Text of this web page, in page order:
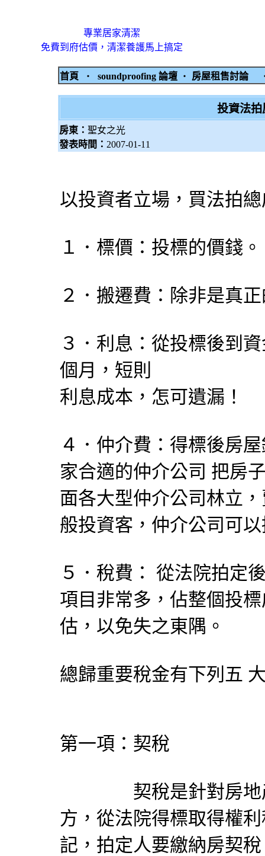
專業居家清潔
免費到府估價，清潔養護馬上搞定
首頁 ‧ soundproofing 論壇 ‧ 房屋租售討論
投資法拍
房東： 聖女之光
發表時間： 2007-01-11
以投資者立場，買法拍
１．標價：投標的價錢。
２．搬遷費：除非是真
３．利息：從投標後到
個月，短則 一
利息成本，怎可遺漏！
４．仲介費：得標後房
家合適的仲介公司 把房
面各大型仲介公司林立
般投資客，仲介公司可
５．稅費： 從法院拍定
項目非常多，佔整個投
估，以免失之東隅。
總歸重要稅金有下列五
第一項：契稅
契稅是針對房地產
方，從法院得標取得權
記，拍定人要繳納房契